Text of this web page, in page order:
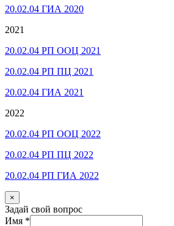
20.02.04 ГИА 2020
2021
20.02.04 РП ООЦ 2021
20.02.04 РП ПЦ 2021
20.02.04 ГИА 2021
2022
20.02.04 РП ООЦ 2022
20.02.04 РП ПЦ 2022
20.02.04 РП ГИА 2022
×
Задай свой вопрос
Имя *